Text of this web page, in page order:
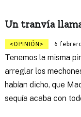
Un tranvía
OPINIÓN 6
Tenemos la misma
arreglar los
habían dicho, que
sequía acaba con